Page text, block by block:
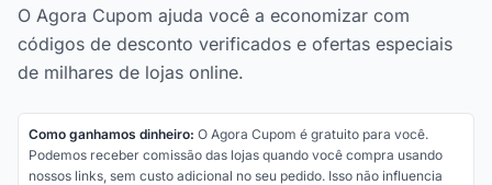
O Agora Cupom ajuda você a economizar com
códigos de desconto verificados e ofertas especiais
de milhares de lojas online.
Como ganhamos dinheiro: O Agora Cupom é gratuito para você.
Podemos receber comissão das lojas quando você compra usando
nossos links, sem custo adicional no seu pedido. Isso não influencia